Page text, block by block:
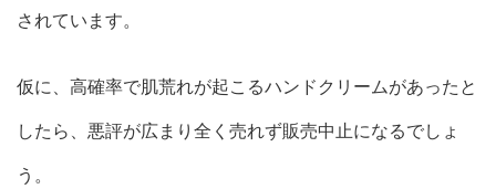
されています。
仮に、高確率で肌荒れが起こるハンドクリームがあったと
したら、悪評が広まり全く売れず販売中止になるでしょ
う。